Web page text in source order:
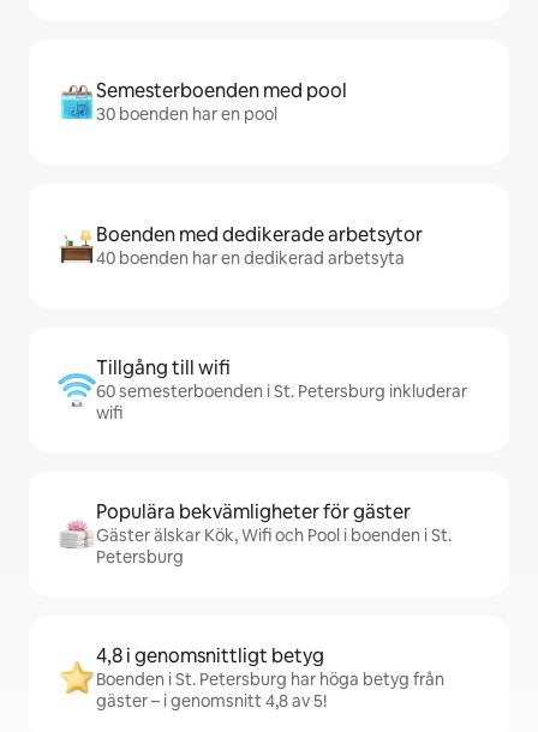
Semesterboenden med pool
30 boenden har en pool
Boenden med dedikerade arbetsytor
40 boenden har en dedikerad arbetsyta
Tillgång till wifi
60 semesterboenden i St. Petersburg inkluderar
wifi
Populära bekvämligheter för gäster
Gäster älskar Kök, Wifi och Pool i boenden i St.
Petersburg
4,8 i genomsnittligt betyg
Boenden i St. Petersburg har höga betyg från
gäster – i genomsnitt 4,8 av 5!